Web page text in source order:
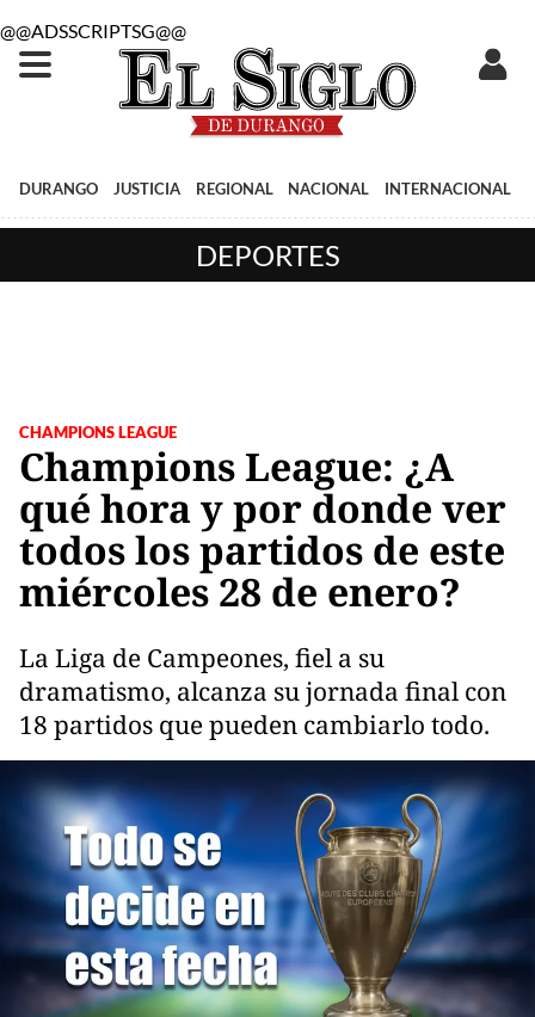
@@ADSSCRIPTSG@@
DURANGO JUSTICIA REGIONAL NACIONAL INTERNACIONAL
DEPORTES
CHAMPIONS LEAGUE
Champions League: ¿A
qué hora y por donde ver
todos los partidos de este
miércoles 28 de enero?
La Liga de Campeones, fiel a su
dramatismo, alcanza su jornada final con
18 partidos que pueden cambiarlo todo.